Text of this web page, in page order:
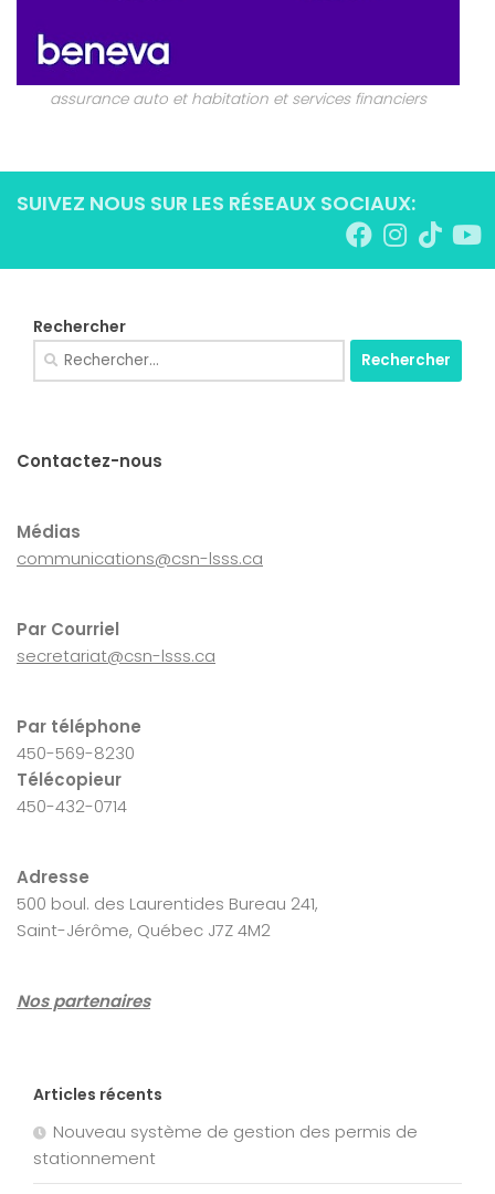
assurance auto et habitation et services financiers
SUIVEZ NOUS SUR LES RÉSEAUX SOCIAUX:
Rechercher
Rechercher :
Contactez-nous
Médias
communications@csn-lsss.ca
Par Courriel
secretariat@csn-lsss.ca
Par téléphone
450-569-8230
Télécopieur
450-432-0714
Adresse
500 boul. des Laurentides Bureau 241,
Saint-Jérôme, Québec J7Z 4M2
Nos partenaires
Articles récents
Nouveau système de gestion des permis de
stationnement